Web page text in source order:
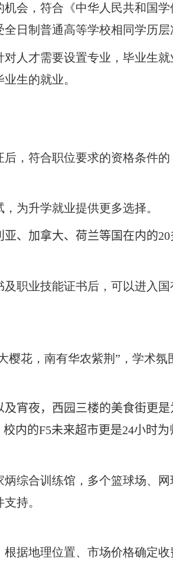
会，符合《中华人民共和国
日制普通高等学校相同学历层
人才需要设置专业，毕业生
生的就业。
，符合职位要求的资格条件
为升学就业提供更多选择。
、加拿大、荷兰等国在内的20
职业技能证书后，可以进入
樱花，南有华农紫荆”，学术
宵夜，西园三楼的美食街更
校内的F5未来超市更是24小时为
综合训练馆，多个篮球场、
持。
据地理位置、市场价格确定